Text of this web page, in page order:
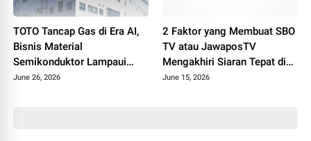
TOTO Tancap Gas di Era AI,
Bisnis Material
Semikonduktor Lampaui
Penjualan Produk Sanitasi
June 26, 2026
2 Faktor yang Membuat SBO
TV atau JawaposTV
Mengakhiri Siaran Tepat di
Hari Jadi ke-19
June 15, 2026